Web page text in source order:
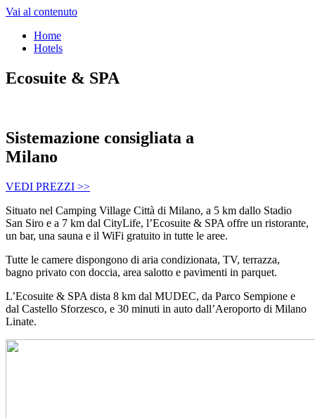
Vai al contenuto
Home
Hotels
Ecosuite & SPA
Sistemazione consigliata a
Milano
VEDI PREZZI >>
Situato nel Camping Village Città di Milano, a 5 km dallo Stadio
San Siro e a 7 km dal CityLife, l’Ecosuite & SPA offre un ristorante,
un bar, una sauna e il WiFi gratuito in tutte le aree.
Tutte le camere dispongono di aria condizionata, TV, terrazza,
bagno privato con doccia, area salotto e pavimenti in parquet.
L’Ecosuite & SPA dista 8 km dal MUDEC, da Parco Sempione e
dal Castello Sforzesco, e 30 minuti in auto dall’Aeroporto di Milano
Linate.